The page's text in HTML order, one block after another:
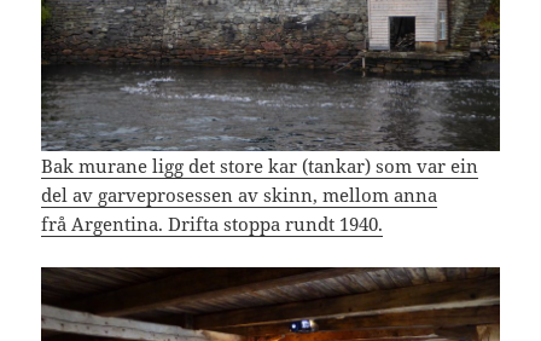
Bak murane ligg det store kar (tankar) som var ein
del av garveprosessen av skinn, mellom anna
frå Argentina. Drifta stoppa rundt 1940.